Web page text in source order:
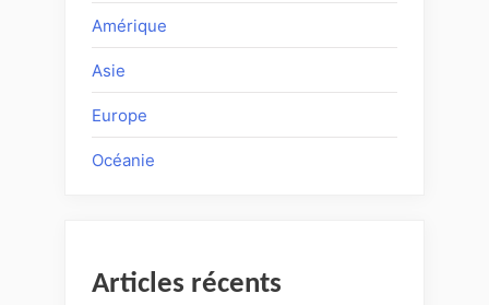
Amérique
Asie
Europe
Océanie
Articles récents